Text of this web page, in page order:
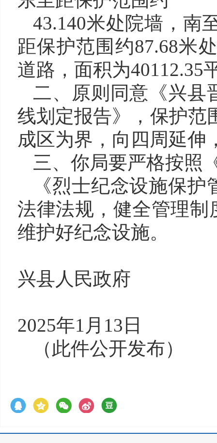
43.140米处院墙，南
距保护范围约87.68米
道路，面积为40112.35
二、原则同意《兴县
线划定报告》，保护范
成区为界，向四周延伸
三、你局要严格按照
《烈士纪念设施保
法律法规，健全管理
维护好纪念设施。
兴县人民政府
2025年1月13日
（此件公开发布）